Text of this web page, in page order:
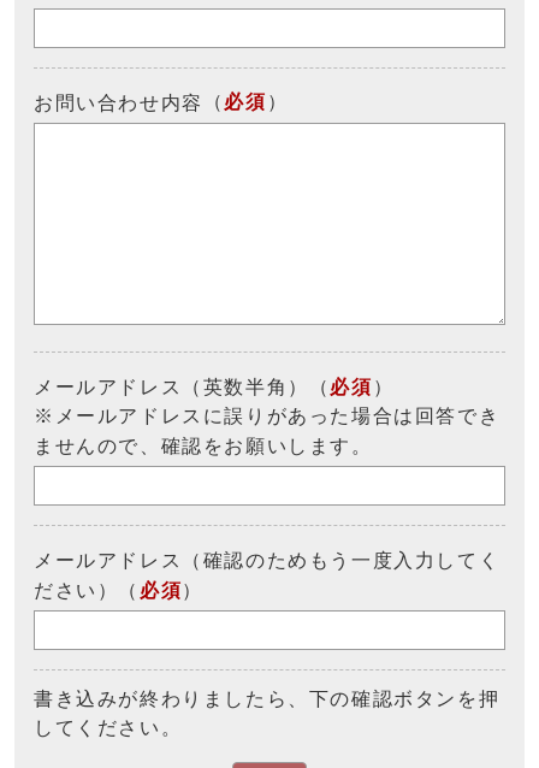
お問い合わせ内容 （ 必須 ）
メールアドレス（英数半角）（ 必須 ）
※メールアドレスに誤りがあった場合は回答でき
ませんので、確認をお願いします。
メールアドレス（確認のためもう一度入力してく
ださい）（ 必須）
書き込みが終わりましたら、下の確認ボタンを押
してください。